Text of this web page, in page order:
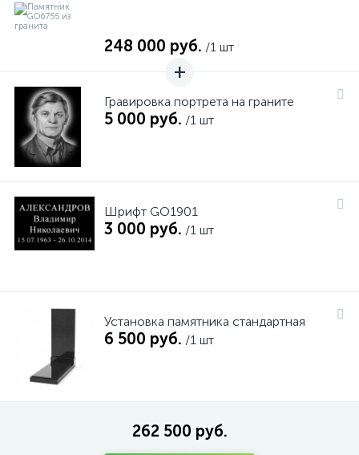
248 000 руб. /1 шт
Гравировка портрета на граните
5 000 руб. /1 шт
Шрифт GO1901
3 000 руб. /1 шт
Установка памятника стандартная
6 500 руб. /1 шт
262 500 руб.